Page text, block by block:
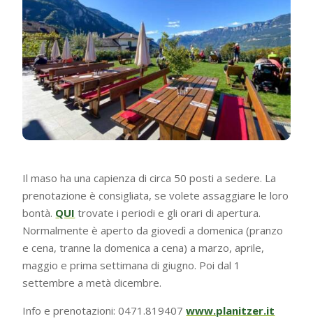
Il maso ha una capienza di circa 50 posti a sedere. La
prenotazione è consigliata, se volete assaggiare le loro
bontà. QUI trovate i periodi e gli orari di apertura.
Normalmente è aperto da giovedì a domenica (pranzo
e cena, tranne la domenica a cena) a marzo, aprile,
maggio e prima settimana di giugno. Poi dal 1
settembre a metà dicembre.
Info e prenotazioni: 0471.819407www.planitzer.it